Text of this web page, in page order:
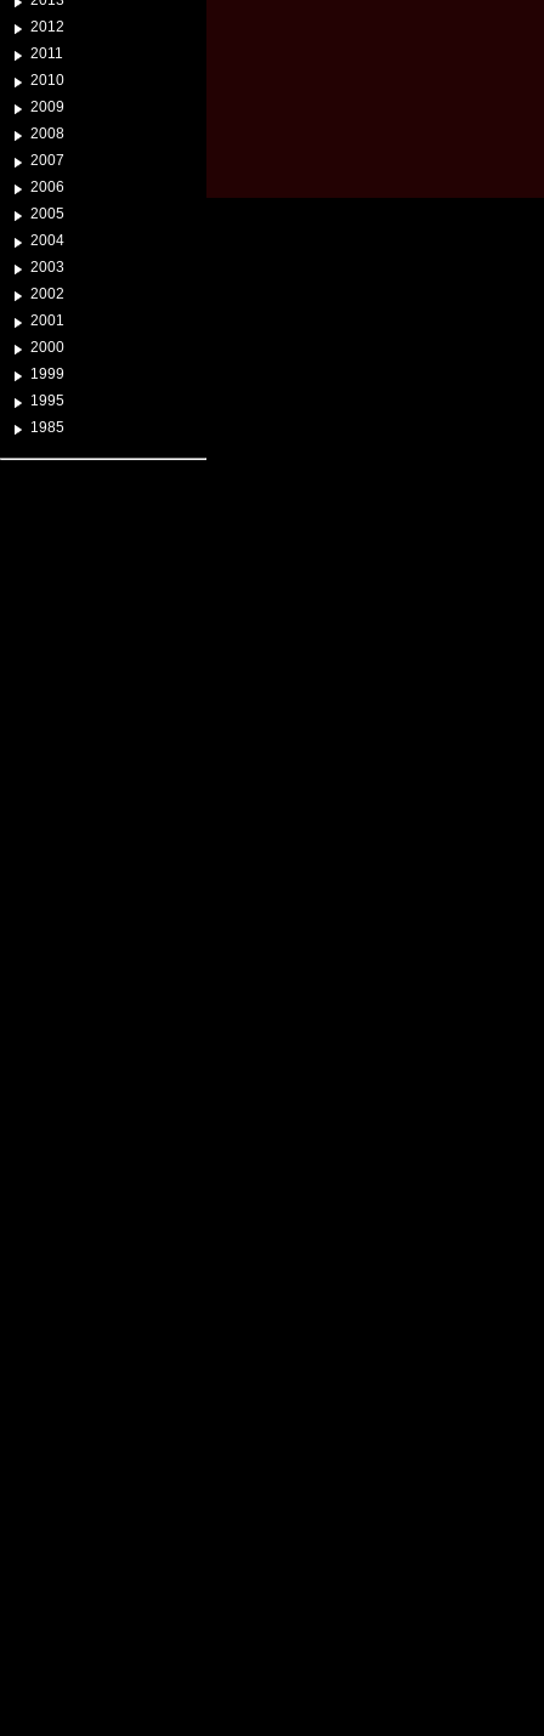
2012
2011
2010
2009
2008
2007
2006
2005
2004
2003
2002
2001
2000
1999
1995
1985